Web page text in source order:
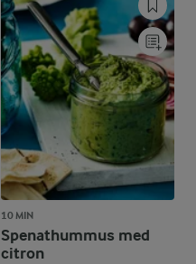
10 MIN
Spenathummus med
citron